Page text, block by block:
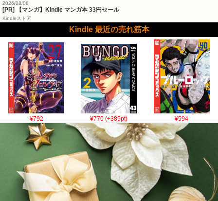
2026/08/08
[PR] 【マンガ】Kindle マンガ本 33円セール
Kindleストア
Kindle 最近の売れ筋本
¥792 ¥770 (+385pt) ¥594